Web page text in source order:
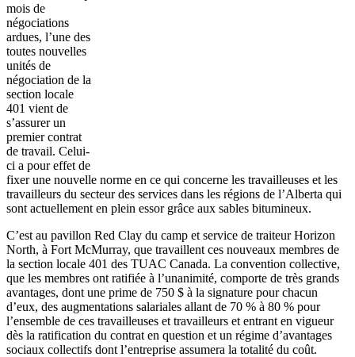
mois de
négociations
ardues, l’une des
toutes nouvelles
unités de
négociation de la
section locale
401 vient de
s’assurerun
premiercontrat
de travail. Celui-
ci a poureffet de
fixerune nouvelle norme en ce qui concerne les travailleuses et les
travailleurs du secteurdes services dans les régions de l’Alberta qui
sont actuellement en plein essor grâce aux sables bitumineux.
C’est au pavillon Red Clay du camp et service de traiteurHorizon
North, à Fort McMurray, que travaillent ces nouveaux membres de
la section locale 401 des TUAC Canada. La convention collective,
que les membres ont ratifiée à l’unanimité, comporte de très grands
avantages, dont une prime de 750 $ à la signature pourchacun
d’eux, des augmentations salariales allant de 70 % à 80 % pour
l’ensemble de ces travailleuses et travailleurs et entrant en vigueur
dès la ratification du contrat en question et un régime d’avantages
sociaux collectifs dont l’entreprise assumera la totalité du coût.